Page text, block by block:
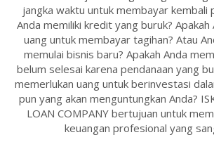
jangka waktu untuk membayar kembali
Anda memiliki kredit yang buruk? Apakah
uang untuk membayar tagihan? Atau
memulai bisnis baru? Apakah Anda
belum selesai karena pendanaan yang
memerlukan uang untuk berinvestasi
pun yang akan menguntungkan Anda?
LOAN COMPANY bertujuan untuk
keuangan profesional yang